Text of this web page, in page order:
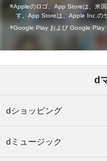
Appleのロゴ、App Storeは、米
す。App Storeは、Apple Inc.の
Google Play および Google Play
d
dショッピング
dミュージック